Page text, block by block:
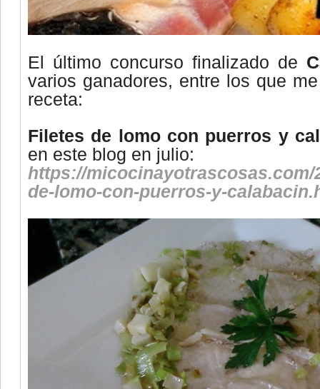
El último concurso finalizado de
varios ganadores, entre los que
receta:
Filetes de lomo con puerros y
en este blog en julio:
https://micocinayotrascosas.com/
de-lomo-con-puerros-y-